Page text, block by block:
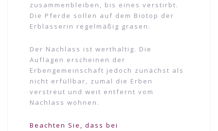
zusammenbleiben, bis eines verstirbt.
Die Pferde sollen auf dem Biotop der
Erblasserin regelmäßig grasen.
Der Nachlass ist werthaltig. Die
Auflagen erscheinen der
Erbengemeinschaft jedoch zunächst als
nicht erfüllbar, zumal die Erben
verstreut und weit entfernt vom
Nachlass wohnen.
Beachten Sie, dass bei